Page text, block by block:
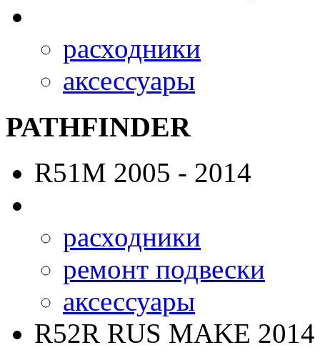
расходники
аксессуары
PATHFINDER
R51M 2005 - 2014
расходники
ремонт подвески
аксессуары
R52R RUS MAKE